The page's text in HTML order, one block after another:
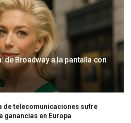
de Broadway a la pantalla con
de telecomunicaciones sufre
ganancias en Europa